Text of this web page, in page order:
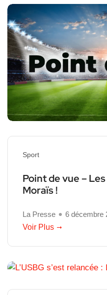
Sport
Point de vue –
Moraïs !
La Presse
6 décembre
Voir Plus